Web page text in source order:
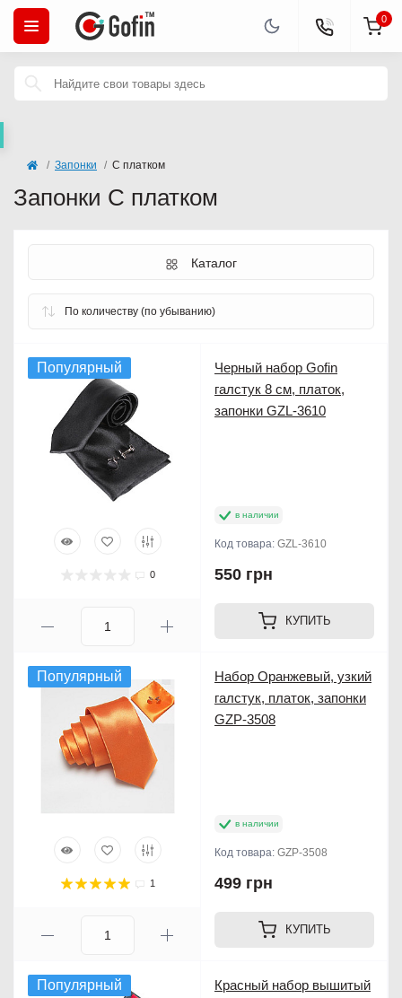
0
Запонки С платком
Запонки С платком
Каталог
Популярный
0
Черный набор Gofin
галстук 8 см, платок,
запонки GZL-3610
в наличии
Код товара: GZL-3610
550 грн
КУПИТЬ
Популярный
1
Набор Оранжевый, узкий
галстук, платок, запонки
GZP-3508
в наличии
Код товара: GZP-3508
499 грн
КУПИТЬ
Популярный
Красный набор вышитый